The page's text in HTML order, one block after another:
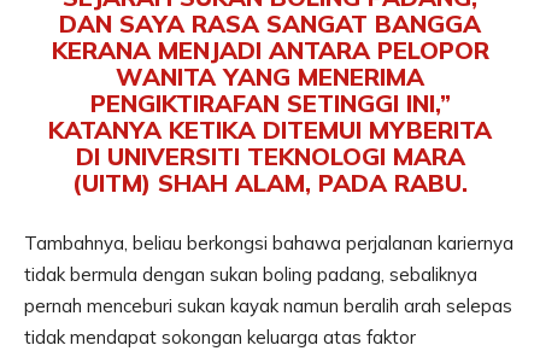
DAN SAYA RASA SANGAT BANGGA
KERANA MENJADI ANTARA PELOPOR
WANITA YANG MENERIMA
PENGIKTIRAFAN SETINGGI INI,”
KATANYA KETIKA DITEMUI MYBERITA
DI UNIVERSITI TEKNOLOGI MARA
(UITM) SHAH ALAM, PADA RABU.
Tambahnya, beliau berkongsi bahawa perjalanan kariernya
tidak bermula dengan sukan boling padang, sebaliknya
pernah menceburi sukan kayak namun beralih arah selepas
tidak mendapat sokongan keluarga atas faktor